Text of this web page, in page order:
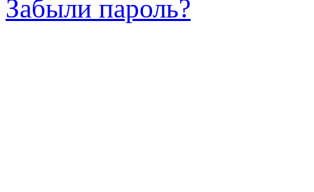
Забыли пароль?